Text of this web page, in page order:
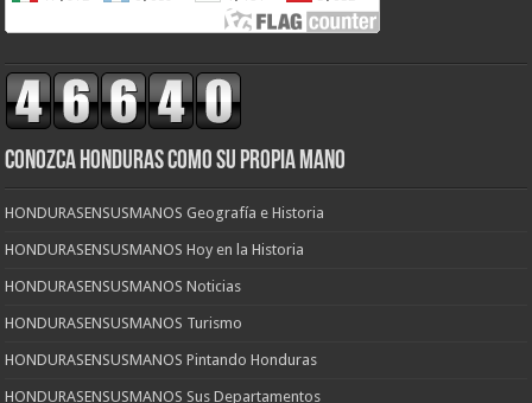
CONOZCA HONDURAS COMO SU PROPIA MANO
HONDURASENSUSMANOS Geografía e Historia
HONDURASENSUSMANOS Hoy en la Historia
HONDURASENSUSMANOS Noticias
HONDURASENSUSMANOS Turismo
HONDURASENSUSMANOS Pintando Honduras
HONDURASENSUSMANOS Sus Departamentos